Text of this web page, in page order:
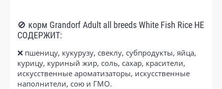
🚫 корм Grandorf Adult all breeds White Fish Rice НЕ
СОДЕРЖИТ:
❌ пшеницу, кукурузу, свеклу, субпродукты, яйца,
курицу, куриный жир, соль, сахар, красители,
искусственные ароматизаторы, искусственные
наполнители, сою и ГМО.